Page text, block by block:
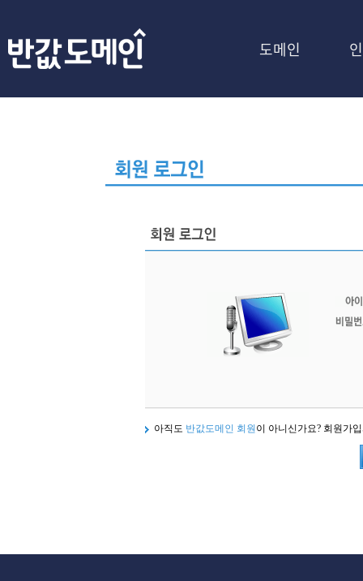
도메인
아직도 반값도메인 회원 이 아니신가요? 회원가